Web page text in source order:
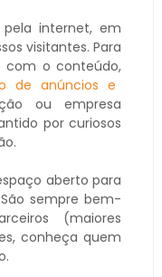
pela internet, em
visitantes. Para
com o conteúdo,
de anúncios e
ou empresa
por curiosos
aberto para
sempre bem-
(maiores
conheça quem